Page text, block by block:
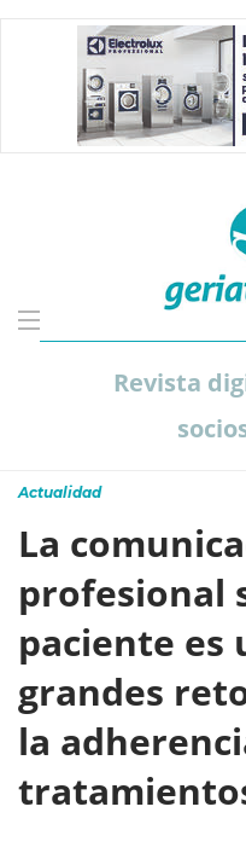
Revista
Actualidad
La
profesional
paciente es
grandes
la